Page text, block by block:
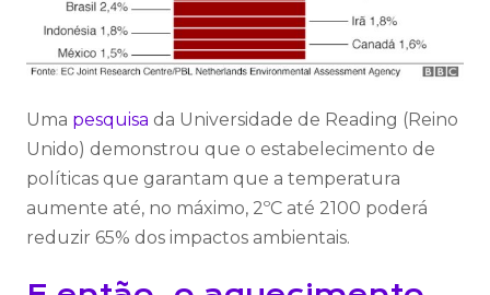
Uma pesquisa da Universidade de Reading (Reino
Unido) demonstrou que o estabelecimento de
políticas que garantam que a temperatura
aumente até, no máximo, 2ºC até 2100 poderá
reduzir 65% dos impactos ambientais.